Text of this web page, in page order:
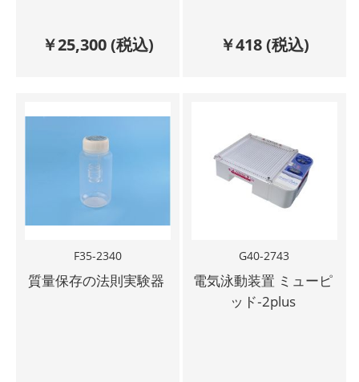
￥25,300(税込) ￥418(税込)
F35-2340
質量保存の法則実験器
G40-2743
電気泳動装置 ミューピ
ッド‐2plus